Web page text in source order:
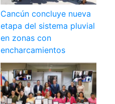
Cancún concluye nueva
etapa del sistema pluvial
en zonas con
encharcamientos